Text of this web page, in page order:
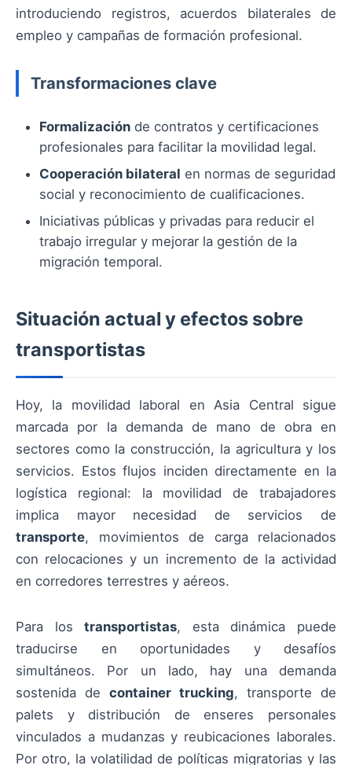
introduciendo registros, acuerdos bilaterales de
empleo y campañas de formación profesional.
Transformaciones clave
Formalización de contratos y certificaciones
profesionales para facilitar la movilidad legal.
Cooperación bilateral en normas de seguridad
social y reconocimiento de cualificaciones.
Iniciativas públicas y privadas para reducir el
trabajo irregular y mejorar la gestión de la
migración temporal.
Situación actual y efectos sobre
transportistas
Hoy, la movilidad laboral en Asia Central sigue
marcada por la demanda de mano de obra en
sectores como la construcción, la agricultura y los
servicios. Estos flujos inciden directamente en la
logística regional: la movilidad de trabajadores
implica mayor necesidad de servicios de
transporte, movimientos de carga relacionados
con relocaciones y un incremento de la actividad
en corredores terrestres y aéreos.
Para lostransportistas, esta dinámica puede
traducirse en oportunidades y desafíos
simultáneos. Por un lado, hay una demanda
sostenida de container trucking, transporte de
palets y distribución de enseres personales
vinculados a mudanzas y reubicaciones laborales.
Por otro, la volatilidad de políticas migratorias y las